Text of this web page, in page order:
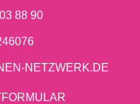
88 90
NETZWERK.DE